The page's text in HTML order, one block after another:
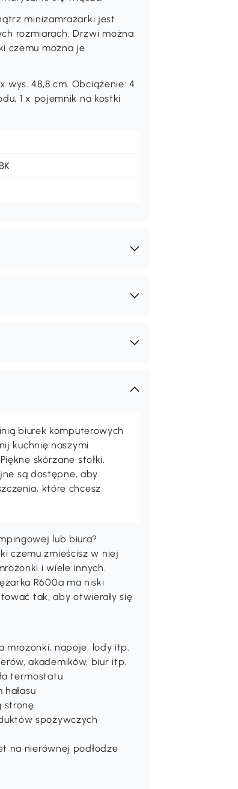
minizamrażarki jest
rozmiarach. Drzwi można
czemu można je
wys. 48,8 cm. Obciążenie: 4
1 x pojemnik na kostki
biurek komputerowych
kuchnię naszymi
skórzane stołki,
są dostępne, aby
które chcesz
lub biura?
czemu zmieścisz w niej
i wiele innych.
R600a ma niski
tak, aby otwierały się
mrożonki, napoje, lody itp.
akademików, biur itp.
termostatu
stronę
spożywczych
na nierównej podłodze